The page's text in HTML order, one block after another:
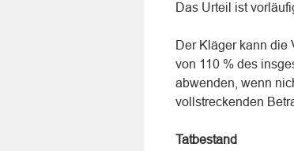
Das Urteil ist
Der Kläger kann die
von 110 % des
abwenden, wenn
vollstreckenden
Tatbestand